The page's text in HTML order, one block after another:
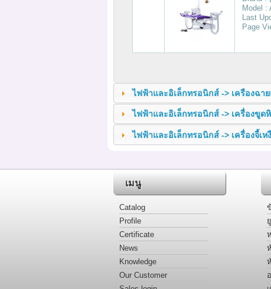
Model :
Last
Page
ไฟฟ้าและอิเล็กทรอนิกส์ -> เครืองฉา
ไฟฟ้าและอิเล็กทรอนิกส์ -> เครื่องขูด
ไฟฟ้าและอิเล็กทรอนิกส์ -> เครื่องจี้เห
เมนู
Catalog
Profile
Certificate
News
Knowledge
Our Customer